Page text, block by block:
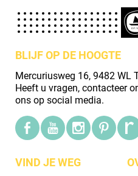
BLIJF OP DE HOOGTE
Mercuriusweg 16, 9482 WL
Heeft u vragen, contacteer
ons op social media.
VIND JE WEG